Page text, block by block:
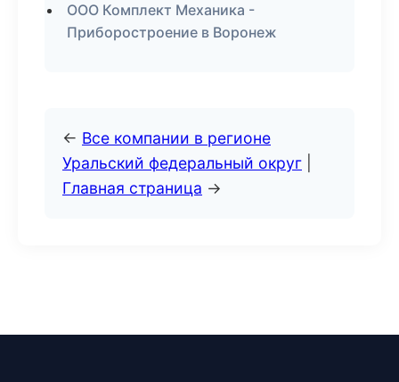
ООО Комплект Механика -
Приборостроение в Воронеж
← Все компании в регионе
Уральский федеральный округ
Главная страница →